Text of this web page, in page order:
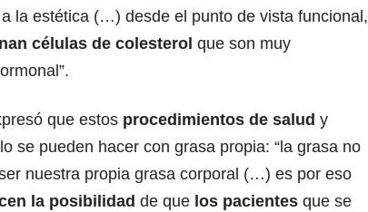
la estética (…) desde el punto de vista funcional,
células de colesterol que son muy
que estos procedimientos de salud y
se pueden hacer con grasa propia: “la grasa no
nuestra propia grasa corporal (…) es por eso
la posibilidad de que los pacientes que se